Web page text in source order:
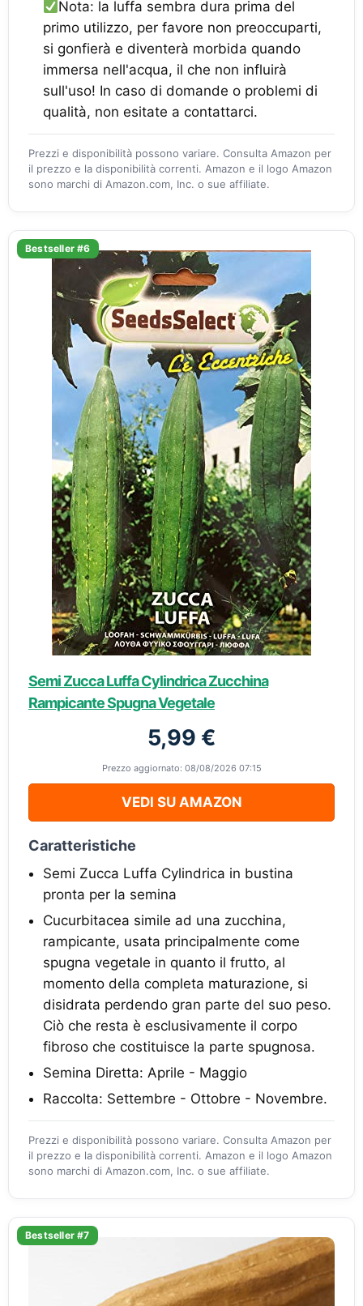
Nota: la luffa sembra dura prima del
primo utilizzo, per favore non preoccuparti,
si gonfierà e diventerà morbida quando
immersa nell'acqua, il che non influirà
sull'uso! In caso di domande o problemi di
qualità, non esitate a contattarci.
Prezzi e disponibilità possono variare. Consulta Amazon per
il prezzo e la disponibilità correnti. Amazon e il logo Amazon
sono marchi di Amazon.com, Inc. o sue affiliate.
Bestseller #6
Semi Zucca Luffa Cylindrica Zucchina
Rampicante Spugna Vegetale
5,99 €
Prezzo aggiornato: 08/08/2026 07:15
VEDI SU AMAZON
Caratteristiche
Semi Zucca Luffa Cylindrica in bustina
pronta per la semina
Cucurbitacea simile ad una zucchina,
rampicante, usata principalmente come
spugna vegetale in quanto il frutto, al
momento della completa maturazione, si
disidrata perdendo gran parte del suo peso.
Ciò che resta è esclusivamente il corpo
fibroso che costituisce la parte spugnosa.
Semina Diretta: Aprile - Maggio
Raccolta: Settembre - Ottobre - Novembre.
Prezzi e disponibilità possono variare. Consulta Amazon per
il prezzo e la disponibilità correnti. Amazon e il logo Amazon
sono marchi di Amazon.com, Inc. o sue affiliate.
Bestseller #7